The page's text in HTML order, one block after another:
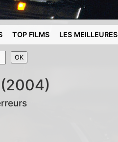
TOP FILMS LES MEILLEURES